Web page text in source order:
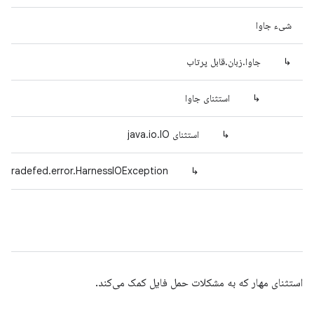
شیء جاوا
↳ جاوا.زبان.قابل پرتاب
↳ استثنای جاوا
↳ استثنای java.io.IO
↳
استثنای مهار که به مشکلات حمل فایل کمک می‌کند.